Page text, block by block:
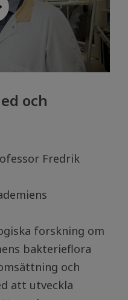
och
Fredrik
forskning om
bakterieflora
och
att utveckla